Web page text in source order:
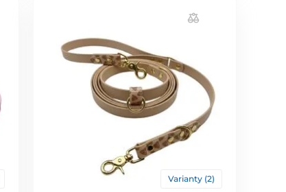
Varianty (2)